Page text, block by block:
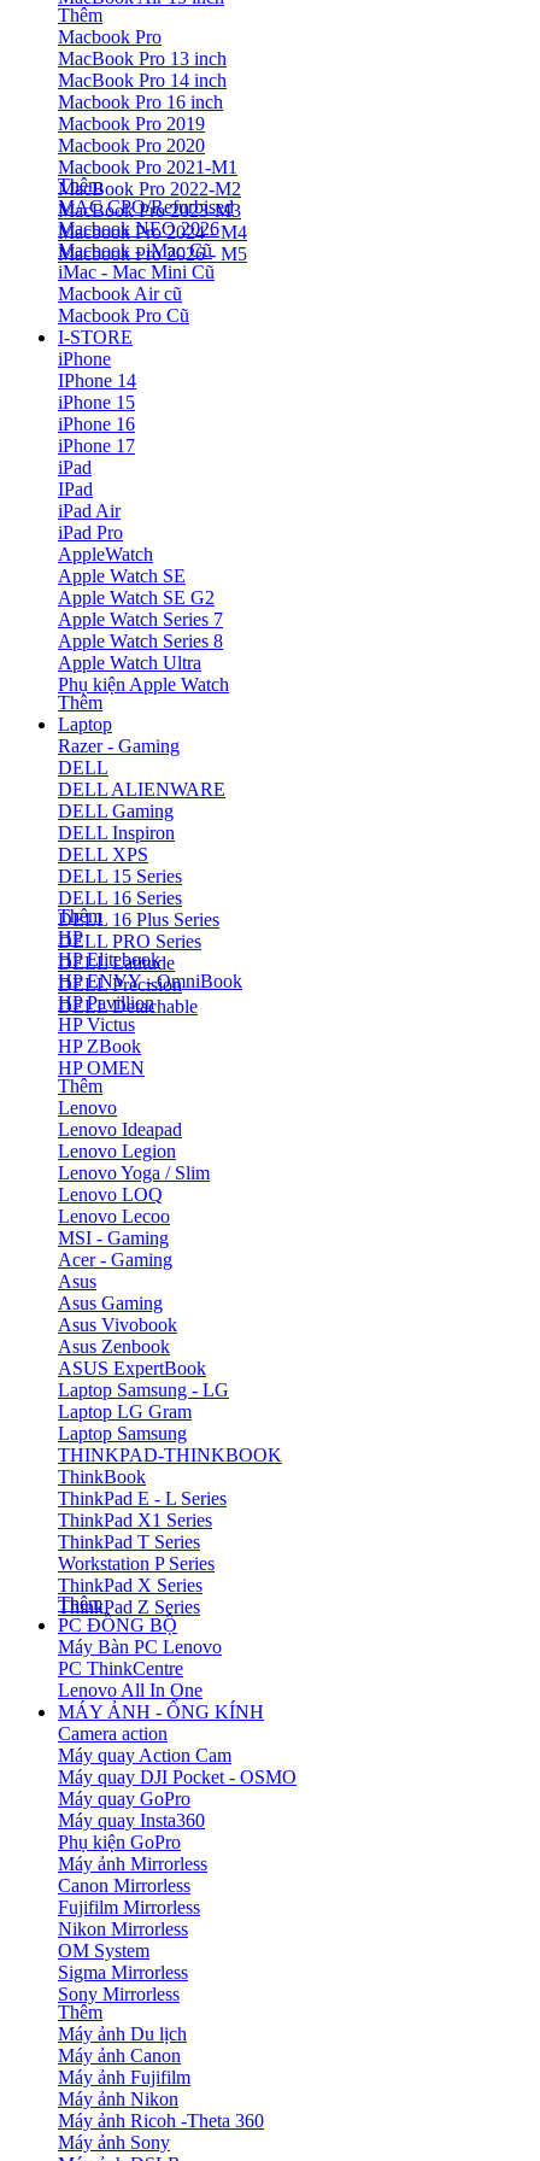
Thêm
Macbook Pro
MacBook Pro 13 inch
MacBook Pro 14 inch
Macbook Pro 16 inch
Macbook Pro 2019
Macbook Pro 2020
Macbook Pro 2021-M1
MacBook Pro 2022-M2
MacBook Pro 2023-M3
Macbook Pro 2024 - M4
Macbook Pro 2026 - M5
Thêm
MAC CPO/Refurbised
Macbook NEO 2026
Macbook - iMac Cũ
iMac - Mac Mini Cũ
Macbook Air cũ
Macbook Pro Cũ
I-STORE
iPhone
IPhone 14
iPhone 15
iPhone 16
iPhone 17
iPad
IPad
iPad Air
iPad Pro
AppleWatch
Apple Watch SE
Apple Watch SE G2
Apple Watch Series 7
Apple Watch Series 8
Apple Watch Ultra
Phụ kiện Apple Watch
Thêm
Laptop
Razer - Gaming
DELL
DELL ALIENWARE
DELL Gaming
DELL Inspiron
DELL XPS
DELL 15 Series
DELL 16 Series
DELL 16 Plus Series
DELL PRO Series
DELL Latitude
DELL Precision
DELL Detachable
Thêm
HP
HP Elitebook
HP ENVY - OmniBook
HP Pavillion
HP Victus
HP ZBook
HP OMEN
Thêm
Lenovo
Lenovo Ideapad
Lenovo Legion
Lenovo Yoga / Slim
Lenovo LOQ
Lenovo Lecoo
MSI - Gaming
Acer - Gaming
Asus
Asus Gaming
Asus Vivobook
Asus Zenbook
ASUS ExpertBook
Laptop Samsung - LG
Laptop LG Gram
Laptop Samsung
THINKPAD-THINKBOOK
ThinkBook
ThinkPad E - L Series
ThinkPad X1 Series
ThinkPad T Series
Workstation P Series
ThinkPad X Series
ThinkPad Z Series
Thêm
PC ĐỒNG BỘ
Máy Bàn PC Lenovo
PC ThinkCentre
Lenovo All In One
MÁY ẢNH - ỐNG KÍNH
Camera action
Máy quay Action Cam
Máy quay DJI Pocket - OSMO
Máy quay GoPro
Máy quay Insta360
Phụ kiện GoPro
Máy ảnh Mirrorless
Canon Mirrorless
Fujifilm Mirrorless
Nikon Mirrorless
OM System
Sigma Mirrorless
Sony Mirrorless
Thêm
Máy ảnh Du lịch
Máy ảnh Canon
Máy ảnh Fujifilm
Máy ảnh Nikon
Máy ảnh Ricoh -Theta 360
Máy ảnh Sony